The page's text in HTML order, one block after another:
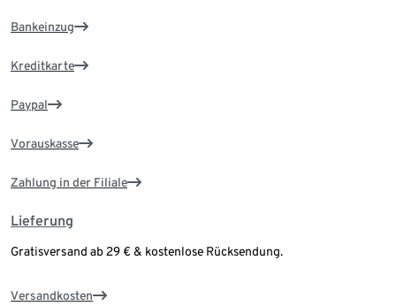
Bankeinzug
Kreditkarte
Paypal
Vorauskasse
Zahlung in der Filiale
Lieferung
Gratisversand ab 29 € & kostenlose Rücksendung.
Versandkosten